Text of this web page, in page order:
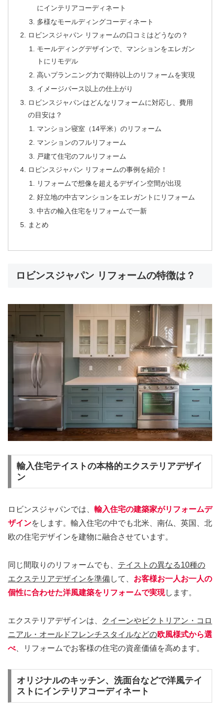
にインテリアコーディネート
多様なモールディングコーディネート
ロビンスジャパン リフォームの口コミはどうなの？
モールディングデザインで、マンションをエレガン
トにリモデル
高いプランニング力で期待以上のリフォームを実現
イメージパース以上の仕上がり
ロビンスジャパンはどんなリフォームに対応し、費用
の目安は？
マンション寝室（14平米）のリフォーム
マンションのフルリフォーム
戸建て住宅のフルリフォーム
ロビンスジャパン リフォームの事例を紹介！
リフォームで想像を超えるデザイン空間が出現
好立地の中古マンションをエレガントにリフォーム
中古の輸入住宅をリフォームで一新
まとめ
ロビンスジャパン リフォームの特徴は？
輸入住宅テイストの本格的エクステリアデザイ
ン
ロビンスジャパンでは、 輸入住宅の建築家がリフォームデ
ザインをします。輸入住宅の中でも北米、南仏、英国、北
欧の住宅デザインを建物に融合させています。
同じ間取りのリフォームでも、 テイストの異なる10種の
エクステリアデザインを準備して、 お客様お一人お一人の
個性に合わせた洋風建築をリフォームで実現します。
エクステリアデザインは、
クイーンやビクトリアン・コロ
ニアル・オールドフレンチスタイルなどの欧風様式から選
べ、リフォームでお客様の住宅の資産価値を高めます。
オリジナルのキッチン、洗面台などで洋風テイ
ストにインテリアコーディネート